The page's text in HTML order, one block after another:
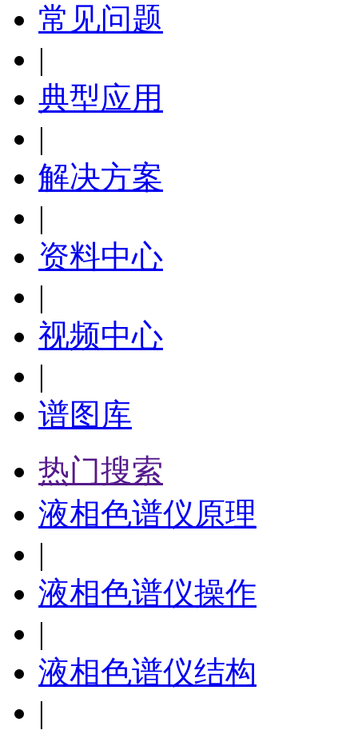
常见问题
|
典型应用
|
解决方案
|
资料中心
|
视频中心
|
谱图库
热门搜索
液相色谱仪原理
|
液相色谱仪操作
|
液相色谱仪结构
|